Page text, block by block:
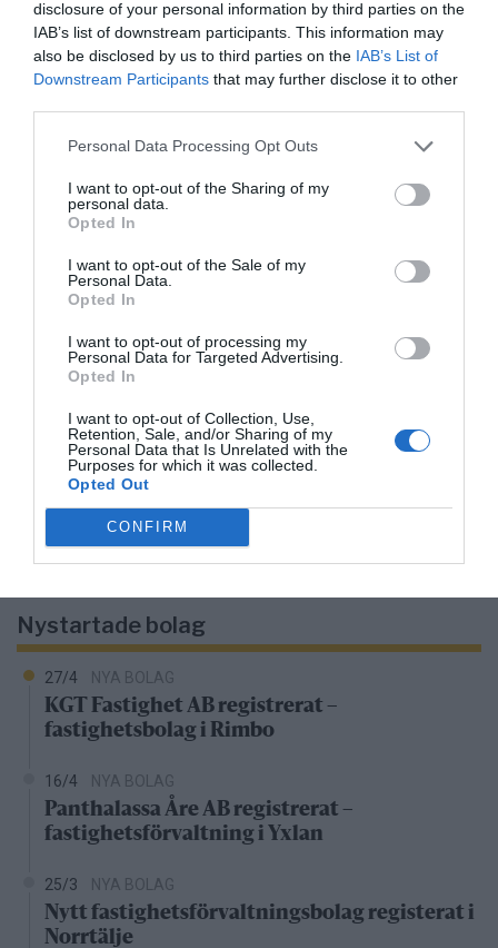
disclosure of your personal information by third parties on the
IAB’s list of downstream participants. This information may
also be disclosed by us to third parties on the IAB’s List of
Downstream Participants that may further disclose it to other
Personal Data Processing Opt Outs
I want to opt-out of the Sharing of my
personal data.
Opted In
I want to opt-out of the Sale of my
Personal Data.
Opted In
I want to opt-out of processing my
Personal Data for Targeted Advertising.
Opted In
I want to opt-out of Collection, Use,
Retention, Sale, and/or Sharing of my
Personal Data that Is Unrelated with the
Purposes for which it was collected.
Opted Out
CONFIRM
Rospiggarna tog ny seger:
"Hoppas vi kan göra underverk"
Senaste fastighetsköp
Fritidshus på Vätö såld för 1 895 000 kronor
Lägenhet på Grossgärdet såld för 1 550 000
kronor
FASTIGHETSKÖP
Lägenhet i Färsna såld för 2 100 000 kronor
FASTIGHETSKÖP
Lägenhet i Gransäter såld för 1 150 000
kronor
FASTIGHETSKÖP
Kedjehus i Solbacka såld för 3 100 000
Nystartade bolag
27/4 NYA BOLAG
KGT Fastighet AB registrerat –
fastighetsbolag i Rimbo
16/4 NYA BOLAG
Panthalassa Åre AB registrerat –
fastighetsförvaltning i Yxlan
25/3 NYA BOLAG
Nytt fastighetsförvaltningsbolag registerat i
Norrtälje